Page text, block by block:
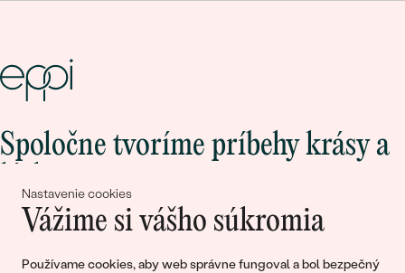
Nastavenie cookies
Vážime si vášho súkromia
Používame cookies, aby web správne fungoval a bol bezpečný
Spoločne tvoríme príbehy krásy a
Pripojte sa k nám!